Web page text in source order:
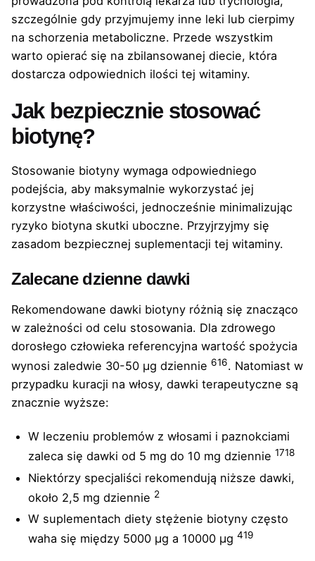
szczególnie gdy przyjmujemy inne leki lub cierpimy
na schorzenia metaboliczne. Przede wszystkim
warto opierać się na zbilansowanej diecie, która
dostarcza odpowiednich ilości tej witaminy.
Jak bezpiecznie stosować
biotynę?
Stosowanie biotyny wymaga odpowiedniego
podejścia, aby maksymalnie wykorzystać jej
korzystne właściwości, jednocześnie minimalizując
ryzyko biotyna skutki uboczne. Przyjrzyjmy się
zasadom bezpiecznej suplementacji tej witaminy.
Zalecane dzienne dawki
Rekomendowane dawki biotyny różnią się znacząco
w zależności od celu stosowania. Dla zdrowego
dorosłego człowieka referencyjna wartość spożycia
wynosi zaledwie 30-50 µg dziennie 616. Natomiast w
przypadku kuracji na włosy, dawki terapeutyczne są
znacznie wyższe:
W leczeniu problemów z włosami i paznokciami
zaleca się dawki od 5 mg do 10 mg dziennie 1718
Niektórzy specjaliści rekomendują niższe dawki,
około 2,5 mg dziennie 2
W suplementach diety stężenie biotyny często
waha się między 5000 µg a 10000 µg 419